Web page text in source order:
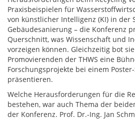
Praxisbeispielen für
von künstlicher Intelligenz (KI) in der
Gebäudesanierung – die Konferenz
Querschnitt, was Wissenschaft und
vorzeigen können. Gleichzeitig bot
Promovierenden der THWS eine
Forschungsprojekte bei einem
präsentieren.
Welche Herausforderungen für die
bestehen, war auch Thema der
der Konferenz. Prof. Dr.-Ing. Jan